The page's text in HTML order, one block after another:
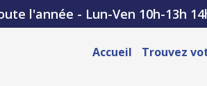
l'année - Lun-Ven 10h-13h
Accueil Trouvez